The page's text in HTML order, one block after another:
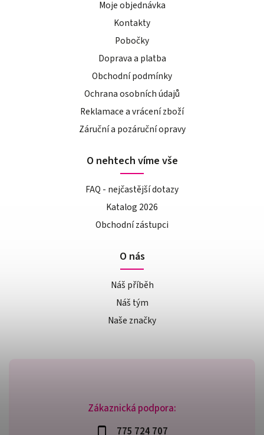
Zákaznická podpora:
775 724 707
Moje objednávka
Kontakty
Pobočky
Doprava a platba
Obchodní podmínky
Ochrana osobních údajů
Reklamace a vrácení zboží
Záruční a pozáruční opravy
O nehtech víme vše
FAQ - nejčastější dotazy
Katalog 2026
Obchodní zástupci
O nás
Náš příběh
Náš tým
Naše značky